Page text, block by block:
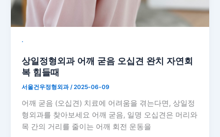
˙
상일정형외과 어깨 굳음 오십견 완치 자연회
복 힘들때
서울건우정형외과/2025-06-09
어깨 굳음 (오십견) 치료에 어려움을 겪는다면, 상일정
형외과를 찾아보세요 어깨 굳음, 일명 오십견은 머리와
목 간의 거리를 줄이는 어깨 회전 운동을